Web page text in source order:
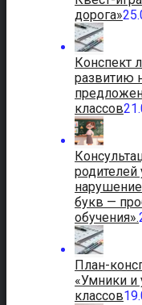
дорога»
Конспект
развитию
классов
букв —
обучения».
План-
«Умники
классов